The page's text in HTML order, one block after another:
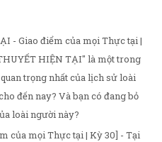
- Giao điểm của mọi Thực tại |
HIỆN TẠI" là một trong
trọng nhất của lịch sử loài
đến nay? Và bạn có đang bỏ
loài người này?
của mọi Thực tại | Kỳ 30] - Tại